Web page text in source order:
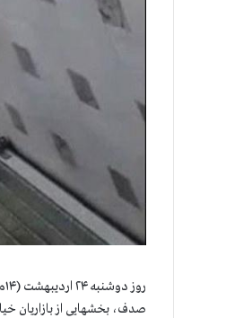
صدف، بخشهایی از بازاریان